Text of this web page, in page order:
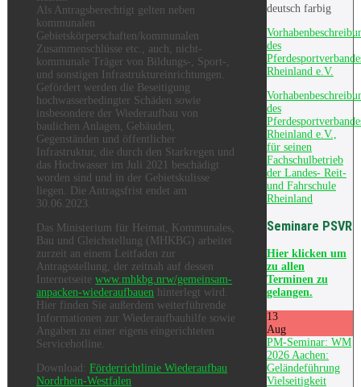
des
Rheinland e.V.
des
Rheinland e.V.,
für seinen
Fachschulbetrieb
der Landes- Reit-
und Fahrschule
Rheinland
Seminare PSVR
Hierklicken um
zu allen
Terminen zu
gelangen.
13
Aug
PM-Seminar: WM
2026 Aachen:
Geländeführung
Vielseitigkeit
Als Antragsberechtigt gelten neben
kommunalen
Gebietskörperschaften/kommunalen
Zusammenschlüsse etc., auch, nicht-
kommunale Träger von Bildungs-, Sport-,
und sonstigen Infrastruktureinrichtungen.
Gefördert werden die Beseitigung
hochwasserbedingter Schäden sowie
insbesondere der Wiederaufbau von
baulichen Anlagen, Gebäuden,
Gegenständen und öffentlicher
Infrastruktur, die durch den Starkregen und
das Hochwasser im Juli 2021 beschädigt
worden sind und in der Gebietskulisse
liegen. Die Antragsfrist endet am
30.06.2023.
Das Ministerium für Heimat, Kommunales,
Bau und Gleichstellung (MHKBG) arbeitet
zurzeit an einem Leitfaden zur
Antragsstellung, der zeitnah auf dessen
Internetseitewww.mhkbg.nrw/gemeinsam-
anpacken-wiederaufbauen hinterlegt wird.
Hier finden Sie außerdem weiterführende
Informationen zur Wiederaufbauhilfe sowie
Angaben zu einer eigens eingerichteten
Servicehotline.
Download:Förderrichtlinie Wiederaufbau
Nordrhein-Westfalen